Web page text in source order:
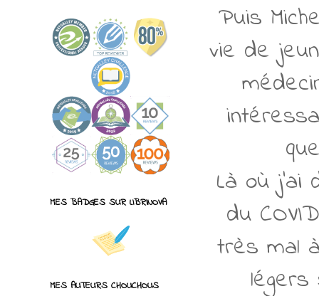
Puis
vie de
Là où j'ai
du
très mal
MES BADGES SUR LIBRINOVA
MES AUTEURS CHOUCHOUS